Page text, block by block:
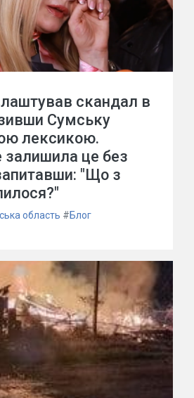
скандал в
Сумську
лексикою.
залишила це без
"Що з
область #Блог